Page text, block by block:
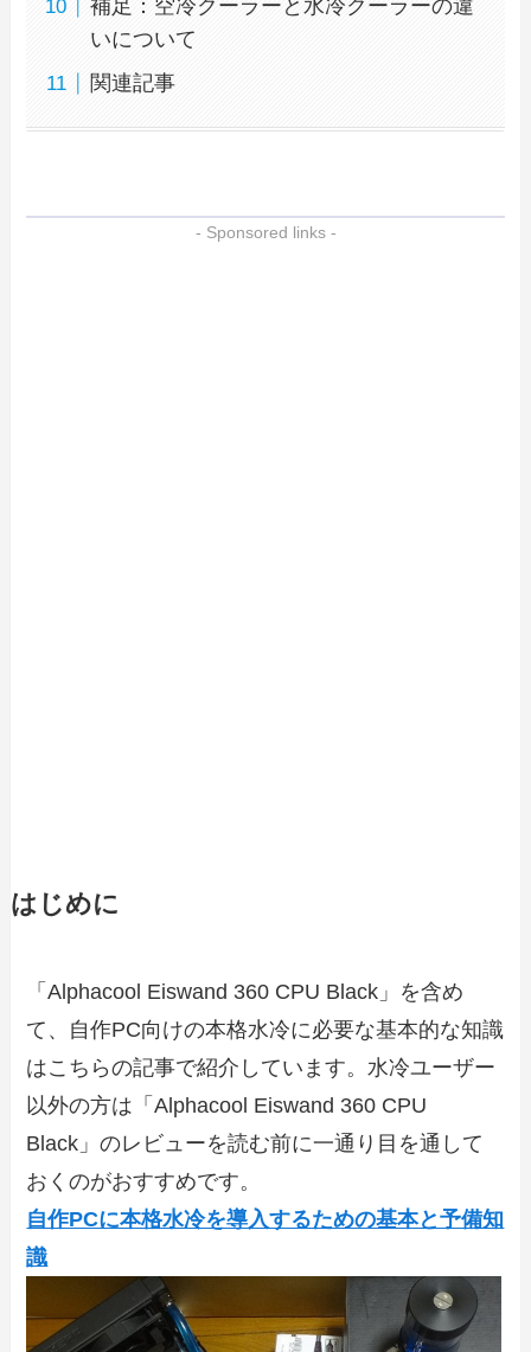
補足：空冷クーラーと水冷クーラーの違
いについて
関連記事
- Sponsored links -
はじめに
「Alphacool Eiswand 360 CPU Black」を含め
て、自作PC向けの本格水冷に必要な基本的な知識
はこちらの記事で紹介しています。水冷ユーザー
以外の方は「Alphacool Eiswand 360 CPU
Black」のレビューを読む前に一通り目を通して
おくのがおすすめです。
自作PCに本格水冷を導入するための基本と予備知
識